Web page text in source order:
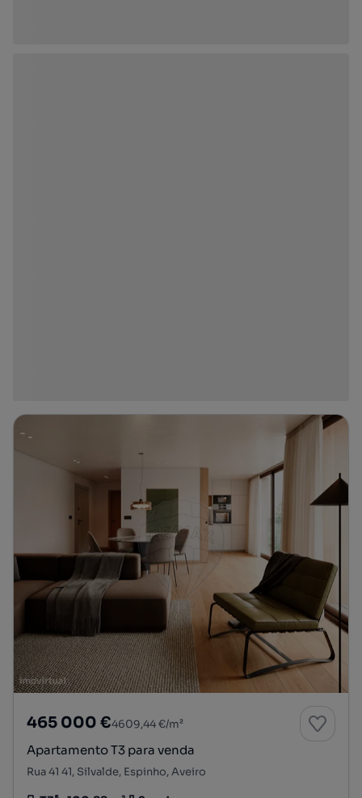
465 000 €4609,44 €/m²
Apartamento T3 para venda
Rua 41 41, Silvalde, Espinho, Aveiro